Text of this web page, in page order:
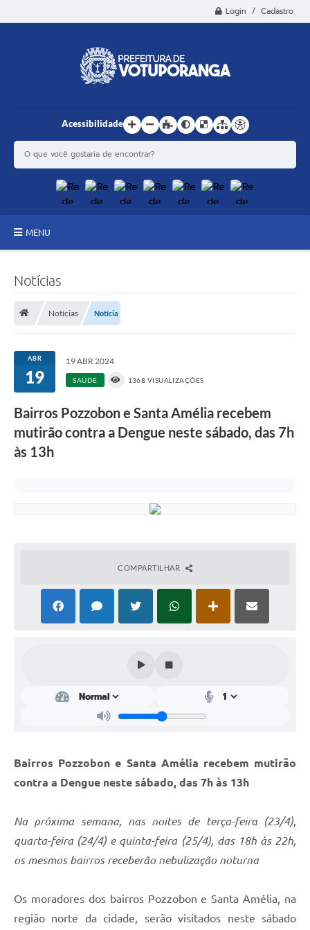
Login / Cadastro
Acessibilidade
MENU
A História
Notícias
Diário Oficial
Prestação de Contas
Contas Públicas
Audiências Públicas
Telefones Úteis
Contato
Notícias
Notícias Notícia
ABR
19
19 ABR 2024
SAÚDE 1368 VISUALIZAÇÕES
Bairros Pozzobon e Santa Amélia recebem
mutirão contra a Dengue neste sábado, das 7h
às 13h
COMPARTILHAR
Bairros Pozzobon e Santa Amélia recebem mutirão
contra a Dengue neste sábado, das 7h às 13h
Na próxima semana, nas noites de terça-feira (23/4),
quarta-feira (24/4) e quinta-feira (25/4), das 18h às 22h,
os mesmos bairros receberão nebulização noturna
Os moradores dos bairros Pozzobon e Santa Amélia, na
região norte da cidade, serão visitados neste sábado